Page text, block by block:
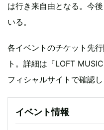
は行き来自由となる。今
いる。
各イベントのチケット先
ト。詳細は『LOFT
フィシャルサイトで確認し
イベント情報